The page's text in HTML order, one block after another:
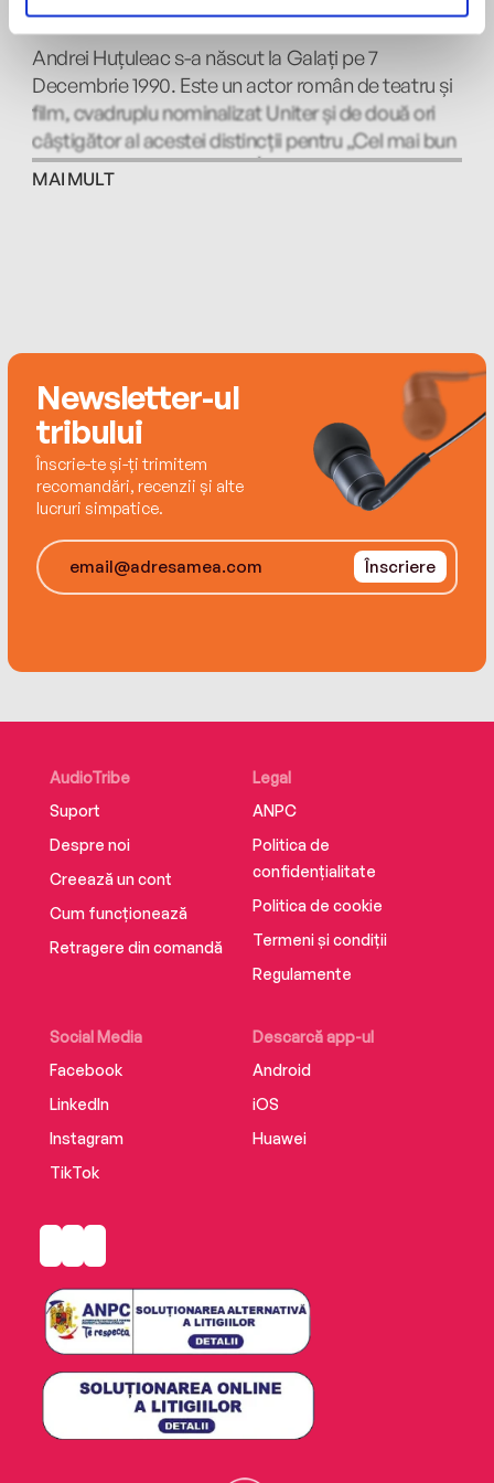
Andrei Huțuleac
Andrei Huțuleac s-a născut la Galați pe 7
Decembrie 1990. Este un actor român de teatru și
film, cvadruplu nominalizat Uniter și de două ori
câștigător al acestei distincții pentru „Cel mai bun
actor într-un rol principal”. În 2017, Andrei
debutează în regia de film. Primul său scurtmetraj,
scurtmetraj. Debutul lui Andrei în regia de
lungmetraj, #dogpoopgirl, a câștigat trofeul
pentru Cel mai bun film la cea de-a 43-a ediție a
Festivalului Internațional de Film de la Moscova în
2021.
MAI MULT
Newsletter-ul
tribului
Înscrie-te și-ți trimitem
recomandări, recenzii și alte
lucruri simpatice.
Înscriere
AudioTribe
Suport
Despre noi
Creează un cont
Cum funcționează
Retragere din comandă
Social Media
Facebook
LinkedIn
Instagram
TikTok
Descarcă app-ul
Android
iOS
Huawei
Legal
ANPC
Politica de
confidențialitate
Politica de cookie
Termeni și condiții
Regulamente